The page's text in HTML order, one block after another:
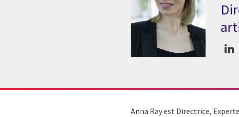
Anna Ray est Directrice,